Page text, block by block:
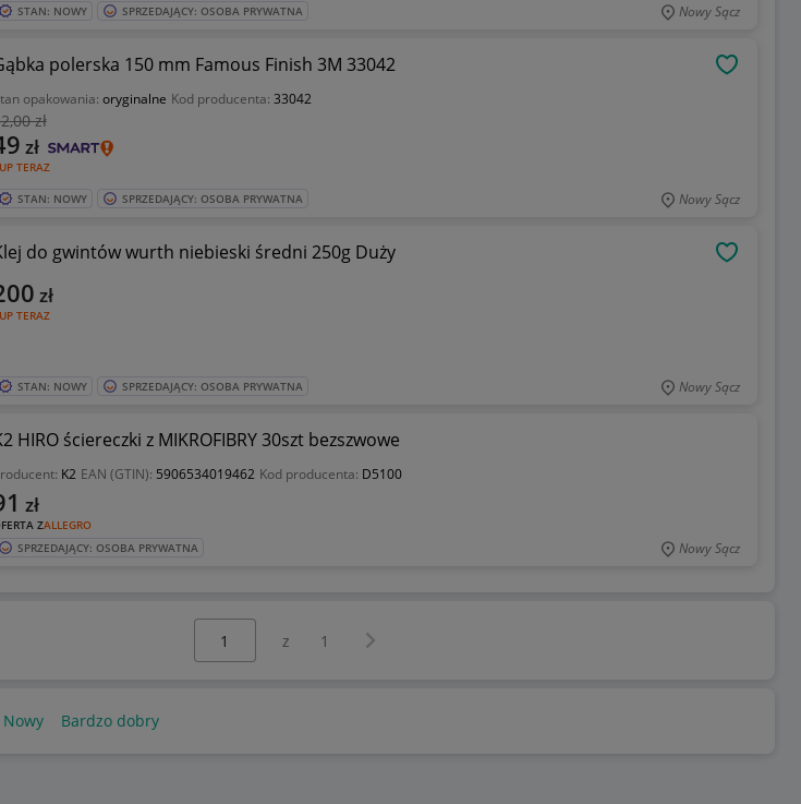
STAN: NOWY SPRZEDAJĄCY: OSOBA PRYWATNA Nowy Sącz
polerska 150 mm Famous Finish 3M 33042
opakowania: oryginalne Kod producenta: 33042
,00 zł
TERAZ
zł
STAN: NOWY SPRZEDAJĄCY: OSOBA PRYWATNA Nowy Sącz
do gwintów wurth niebieski średni 250g Duży
TERAZ
zł
STAN: NOWY SPRZEDAJĄCY: OSOBA PRYWATNA Nowy Sącz
HIRO ściereczki z MIKROFIBRY 30szt bezszwowe
K2 EAN (GTIN): 5906534019462 Kod producenta: D5100
ZALLEGRO
zł
SPRZEDAJĄCY: OSOBA PRYWATNA Nowy Sącz
z 1 Następna strona
Nowy Bardzo dobry